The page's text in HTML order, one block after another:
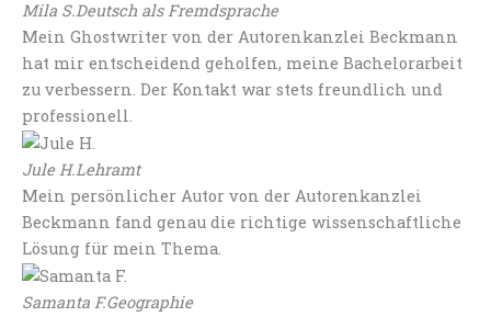
Mila S.Deutsch als Fremdsprache
Mein Ghostwriter von der Autorenkanzlei Beckmann
hat mir entscheidend geholfen, meine Bachelorarbeit
zu verbessern. Der Kontakt war stets freundlich und
professionell.
Jule H.Lehramt
Mein persönlicher Autor von der Autorenkanzlei
Beckmann fand genau die richtige wissenschaftliche
Lösung für mein Thema.
Samanta F.Geographie